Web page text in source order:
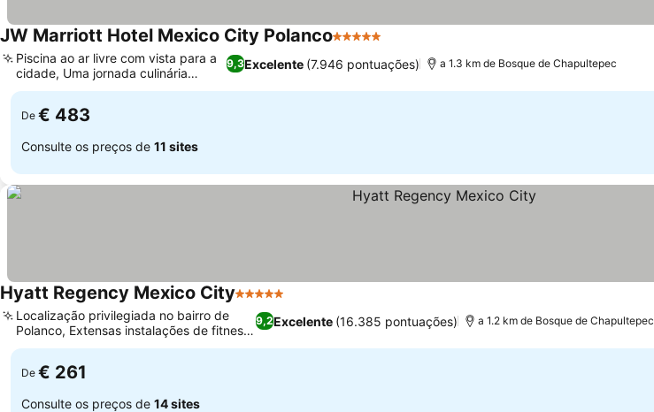
JW Marriott Hotel Mexico City Polanco5 Estrelas
9,3Excelente (7.946 pontuações)
Piscina ao ar livre com vista para a
cidade, Uma jornada culinária
diversa
a 1.3 km de Bosque de Chapultepec
De € 483
Consulte os preços de 11 sites
Hyatt Regency Mexico City5 Estrelas
9,2Excelente (16.385 pontuações)
Localização privilegiada no bairro de
Polanco, Extensas instalações de fitness
e bem-estar
a 1.2 km de Bosque de Chapultepec
De € 261
Consulte os preços de 14 sites